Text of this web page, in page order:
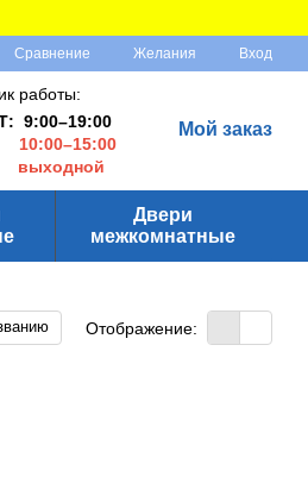
Сравнение Желания Вход
работы:
9:00–19:00
Мой заказ
Двери
межкомнатные
Отображение: